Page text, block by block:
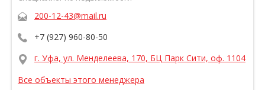
200-12-43@mail.ru
+7 (927) 960-80-50
г. Уфа, ул. Менделеева, 170, БЦ Парк Сити, оф. 1104
Все объекты этого менеджера